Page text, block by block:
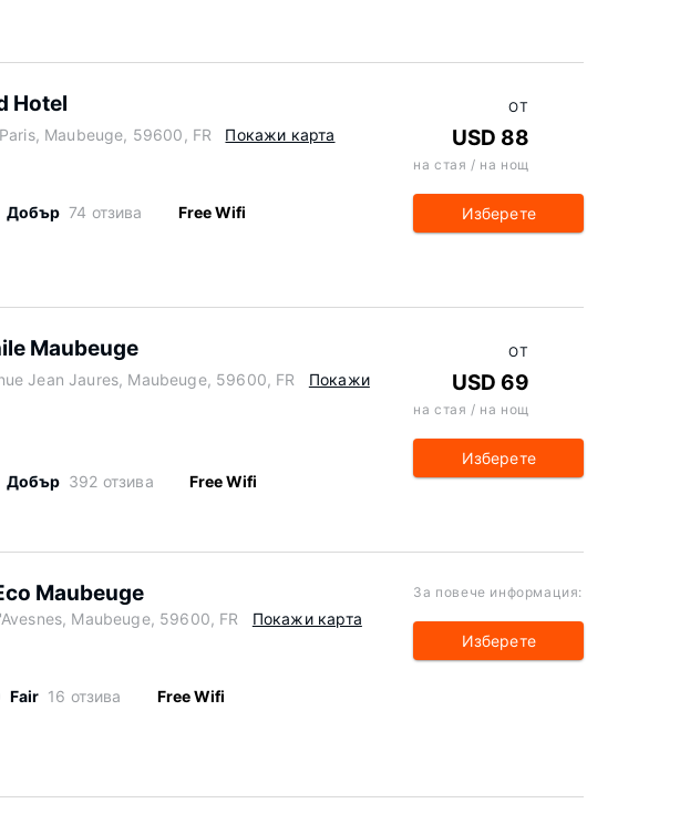
Hotel
Maubeuge, 59600, FR Покажи карта
Добър 74 отзива Free Wifi
ОТ
USD 88
на стая / на нощ
Изберете
Maubeuge
Jean Jaures, Maubeuge, 59600, FR
Покажи
Добър 392 отзива Free Wifi
ОТ
USD 69
на стая / на нощ
Изберете
Maubeuge
Maubeuge, 59600, FR Покажи карта
Fair 16 отзива Free Wifi
За повече информация:
Изберете